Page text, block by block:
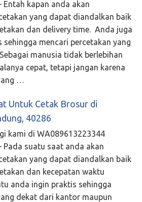
Entah kapan anda akan
yang dapat diandalkan baik
dan delivery time. Anda juga
mencari percetakan yang
manusia tidak berlebihan
cepat, tetapi jangan karena
…
Untuk Cetak Brosur di
40286
kami di WA089613223344
Pada suatu saat anda akan
yang dapat diandalkan baik
dan kecepatan waktu
anda ingin praktis sehingga
dekat dari kantor maupun